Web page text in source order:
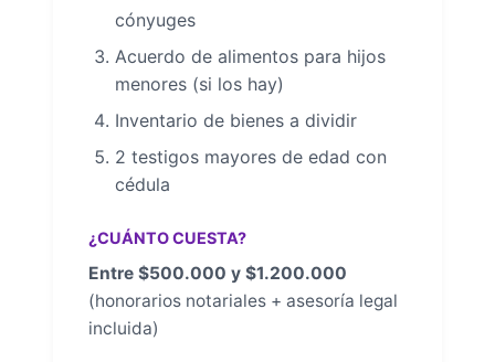
cónyuges
Acuerdo de alimentos para hijos
menores (si los hay)
Inventario de bienes a dividir
2 testigos mayores de edad con
cédula
¿CUÁNTO CUESTA?
Entre $500.000 y $1.200.000
(honorarios notariales + asesoría legal
incluida)